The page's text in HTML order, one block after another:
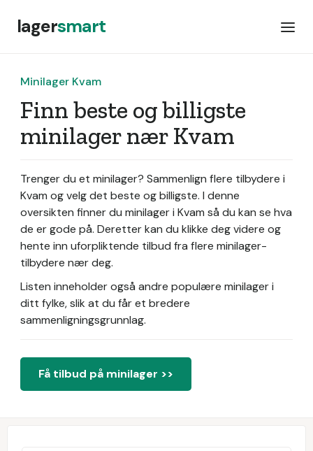
lagersmart
Minilager Kvam
Finn beste og billigste
minilager nær Kvam
Trenger du et minilager? Sammenlign flere tilbydere i
Kvam og velg det beste og billigste. I denne
oversikten finner du minilager i Kvam så du kan se hva
de er gode på. Deretter kan du klikke deg videre og
hente inn uforpliktende tilbud fra flere minilager-
tilbydere nær deg.
Listen inneholder også andre populære minilager i
ditt fylke, slik at du får et bredere
sammenligningsgrunnlag.
Få tilbud på minilager >>